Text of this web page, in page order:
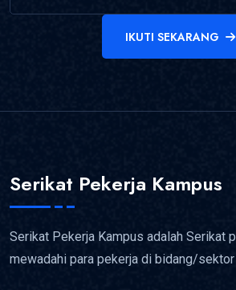
IKUTI SEKARANG
Serikat Pekerja Kampus
Serikat Pekerja Kampus adalah Serikat
mewadahi para pekerja di bidang/